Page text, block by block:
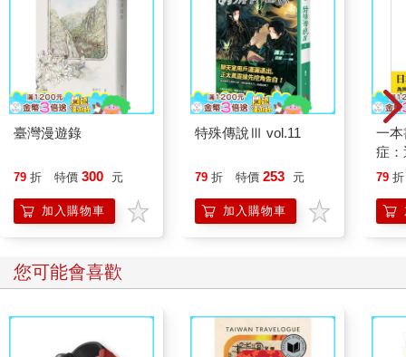
臺灣漫遊錄
79 折 特價 300 元
加入購物車
特殊傳說Ⅲ vol.11
79 折 特價 253 元
加入購物車
一
症
開
的
79 折
您可能會喜歡